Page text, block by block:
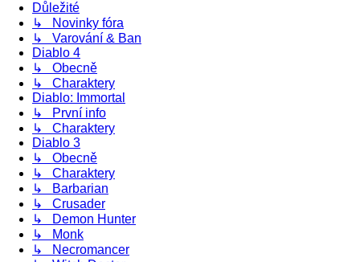
Důležité
↳ Novinky fóra
↳ Varování & Ban
Diablo 4
↳ Obecně
↳ Charaktery
Diablo: Immortal
↳ První info
↳ Charaktery
Diablo 3
↳ Obecně
↳ Charaktery
↳ Barbarian
↳ Crusader
↳ Demon Hunter
↳ Monk
↳ Necromancer